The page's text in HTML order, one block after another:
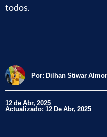
todos.
Por: Dilhan Stiwar
12 de Abr, 2025
Actualizado: 12 De Abr, 2025